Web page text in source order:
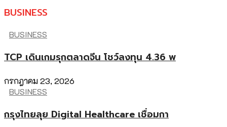
BUSINESS
BUSINESS
TCP เดินเกมรุกตลาดจีน โชว์ลงทุน 4.36 พ
กรกฎาคม 23, 2026
BUSINESS
กรุงไทยลุย Digital Healthcare เชื่อมกา